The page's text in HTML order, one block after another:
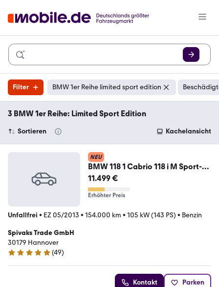
Filter BMW 1er Reihe limited sport edition
3 BMW 1er Reihe: Limited Sport Edition
Sortieren Kachelansicht
NEU
BMW 118 1 Cabrio 118 i M Sport-
Paket Limited Edition
11.499 €
Erhöhter Preis
Unfallfrei • EZ 05/2013 • 154.000 km • 105 kW (143 PS) • Benzin
Spivaks Trade GmbH
30179 Hannover
5 Sterne
(49)
Kontakt Parken